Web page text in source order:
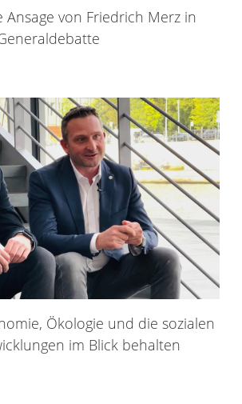
Ansage von Friedrich Merz in
Ökologie und die sozialen
im Blick behalten